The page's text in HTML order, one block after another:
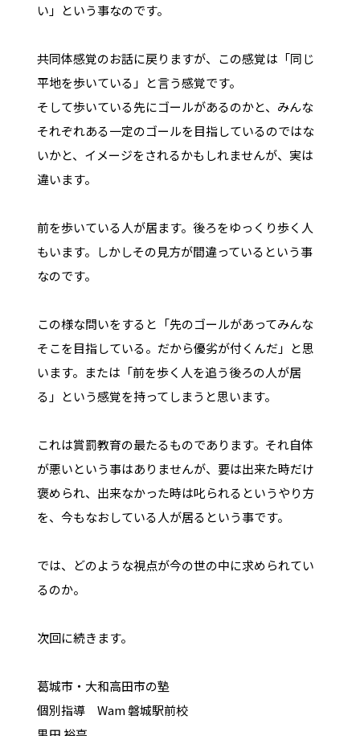
い」という事なのです。
共同体感覚のお話に戻りますが、この感覚は「同じ
平地を歩いている」と言う感覚です。
そして歩いている先にゴールがあるのかと、みんな
それぞれある一定のゴールを目指しているのではな
いかと、イメージをされるかもしれませんが、実は
違います。
前を歩いている人が居ます。後ろをゆっくり歩く人
もいます。しかしその見方が間違っているという事
なのです。
この様な問いをすると「先のゴールがあってみんな
そこを目指している。だから優劣が付くんだ」と思
います。または「前を歩く人を追う後ろの人が居
る」という感覚を持ってしまうと思います。
これは賞罰教育の最たるものであります。それ自体
が悪いという事はありませんが、要は出来た時だけ
褒められ、出来なかった時は叱られるというやり方
を、今もなおしている人が居るという事です。
では、どのような視点が今の世の中に求められてい
るのか。
次回に続きます。
葛城市・大和高田市の塾
個別指導 Wam 磐城駅前校